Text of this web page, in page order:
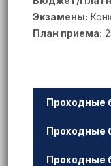
Экзамены:
План приема:
Проходные
Проходные
Проходные